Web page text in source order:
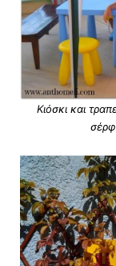
Κιόσκι και